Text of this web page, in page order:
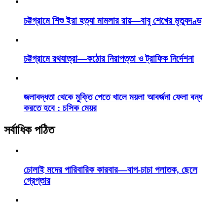
চট্টগ্রামে শিশু ইরা হত্যা মামলার রায়—বাবু শেখের মৃত্যুদণ্ড
চট্টগ্রামে রথযাত্রা—কঠোর নিরাপত্তা ও ট্রাফিক নির্দেশনা
জলাবদ্ধতা থেকে মুক্তি পেতে খালে ময়লা আবর্জনা ফেলা বন্ধ
করতে হবে : চসিক মেয়র
সর্বাধিক পঠিত
চোলাই মদের পারিবারিক কারবার—বাপ-চাচা পলাতক, ছেলে
গ্রেপ্তার